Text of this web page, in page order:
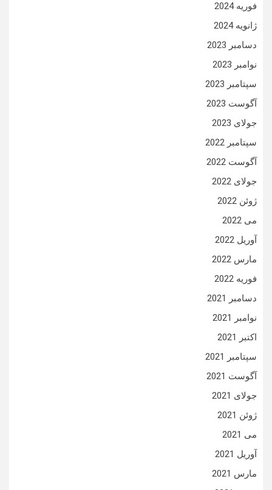
فوریه 2024
ژانویه 2024
دسامبر 2023
نوامبر 2023
سپتامبر 2023
آگوست 2023
جولای 2023
سپتامبر 2022
آگوست 2022
جولای 2022
ژوئن 2022
می 2022
آوریل 2022
مارس 2022
فوریه 2022
دسامبر 2021
نوامبر 2021
اکتبر 2021
سپتامبر 2021
آگوست 2021
جولای 2021
ژوئن 2021
می 2021
آوریل 2021
مارس 2021